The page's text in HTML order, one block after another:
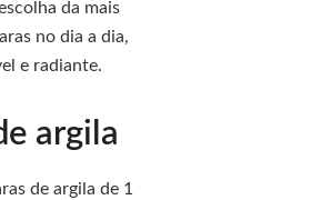
da mais
no dia a dia,
e radiante.
argila
de argila de 1